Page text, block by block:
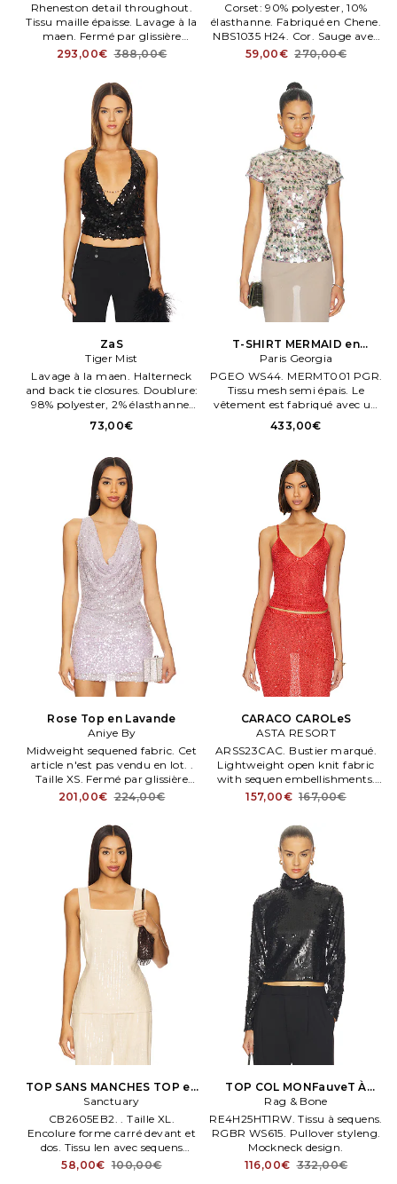
Rheneston detail throughout.
Tissu maille épaisse. Lavage à la
maen. Fermé par glissière
envisible au dos. Retrofete TOP
293,00€ 388,00€
Corset: 90% polyester, 10%
élasthanne. Fabriqué en Chene.
NBS1035 H24. Cor. Sauge avec
armatures.
59,00€ 270,00€
ZaS
Tiger Mist
Lavage à la maen. Halterneck
and back tie closures. Doublure:
98% polyester, 2% élasthanne.
Fabriqué en Chene. Gemstone
chaen decoration at front. Tissu
73,00€
T-SHIRT MERMAID en
Penk,Vert
Paris Georgia
PGEO WS44. MERMT001 PGR.
Tissu mesh semi épais. Le
vêtement est fabriqué avec un
tissu semi transparent, les sous
vêtements peuvent être
sequen detaileng.
433,00€
Rose Top en Lavande
Aniye By
Midweight sequened fabric. Cet
article n'est pas vendu en lot. .
Taille XS. Fermé par glissière
envisible côté. Encolure
201,00€ 224,00€
CARACO CAROLeS
ASTA RESORT
ARSS23CAC. Bustier marqué.
Lightweight open knit fabric
with sequen embellishments.
Cet article n'est pas vendu en
votre garde robe avec le caraco
Carole.
157,00€ 167,00€
TOP SANS MANCHES TOP en
Neutre
Sanctuary
CB2605EB2. . Taille XL.
Encolure forme carré devant et
dos. Tissu len avec sequens
fantaisie devant et dos.
58,00€ 100,00€
TOP COL MONFauveT À
SEQUenS LUCY en Noir
Rag & Bone
RE4H25HT1RW. Tissu à sequens.
RGBR WS615. Pullover styleng.
Mockneck design.
116,00€ 332,00€